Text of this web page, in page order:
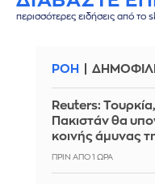
περισσότερες ειδήσεις από το
ΡΟΗ
Reuters:
Πακιστάν θα
κοινής άμυνας
ΠΡΙΝ ΑΠΌ 1 ΏΡΑ